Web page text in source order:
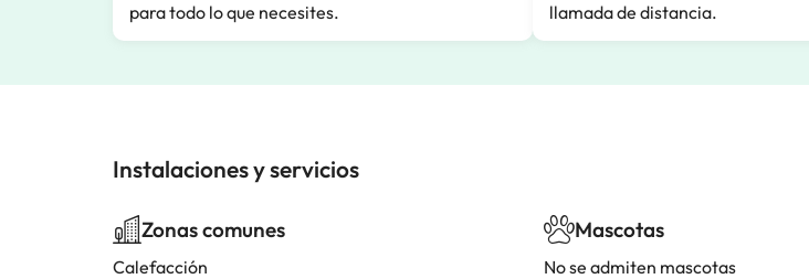
para todo lo que necesites.
llamada de distancia.
Instalaciones y servicios
Zonas comunes
Calefacción
Mascotas
No se admiten mascotas